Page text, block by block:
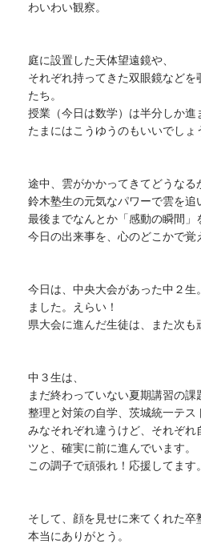
わいわい観察。
庭に設置した天体望遠鏡や、
それぞれ持ってきた双眼鏡など
たち。
授業（今日は数学）は半分しか進
たまにはこうゆうのもいいでしょ
途中、雲がかかってきてどうなる
鈴木塾生の元気なパワーで雲を追
最後までなんとか「感動の瞬間」
今日の出来事を、心のどこかで覚
今日は、中央大会があった中２生
ました。えらい！
県大会に進んだ生徒は、また次も
中３生は、
まだ終わっていない夏期講習の課
整理と対策の自学、茨城統一テ
みなそれぞれ違うけど、それぞれ
ツと、確実に前に進んでいます。
この調子で頑張れ！応援してます。
そして、顔を見せに来てくれた
本当にありがとう。